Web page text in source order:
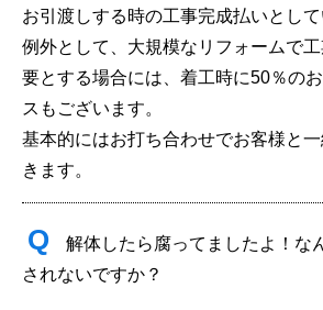
お引渡しする時の工事完成払いとして
例外として、大規模なリフォームで
要とする場合には、着工時に50％の
スもございます。
基本的にはお打ち合わせでお客様と
きます。
Q
解体したら腐ってましたよ！な
されないですか？